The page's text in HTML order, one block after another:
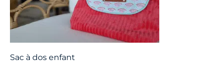
Sac à dos enfant